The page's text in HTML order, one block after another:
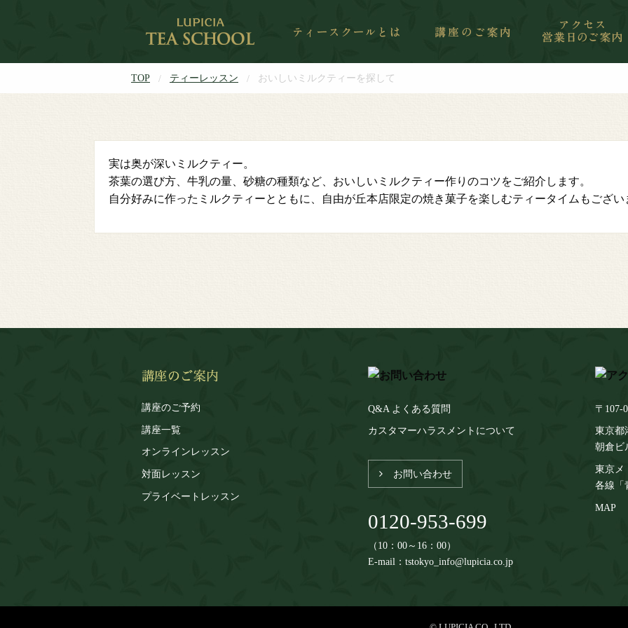
TOP ティーレッスン おいしいミルクティーを探して
実は奥が深いミルクティー。
茶葉の選び方、牛乳の量、砂糖の種類など、おいしいミルクティー作りのコツをご紹介します。
自分好みに作ったミルクティーとともに、自由が丘本店限定の焼き菓子を楽しむティータイムもござい
講座のご予約
講座一覧
オンラインレッスン
対面レッスン
プライベートレッスン
Q&A よくある質問
カスタマーハラスメントについて
お問い合わせ
0120-953-699
（10：00～16：00）
E-mail：tstokyo_info@lupicia.co.jp
〒107-
東京都
朝倉ビ
東京メ
各線「
MAP